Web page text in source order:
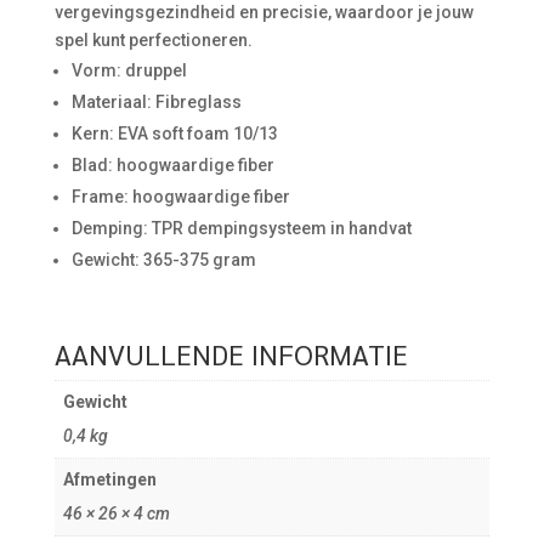
vergevingsgezindheid en precisie, waardoor je jouw
spel kunt perfectioneren.
Vorm: druppel
Materiaal: Fibreglass
Kern: EVA soft foam 10/13
Blad: hoogwaardige fiber
Frame: hoogwaardige fiber
Demping: TPR dempingsysteem in handvat
Gewicht: 365-375 gram
AANVULLENDE INFORMATIE
Gewicht
0,4 kg
Afmetingen
46 × 26 × 4 cm